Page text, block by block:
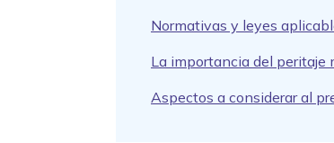
Normativas y leyes
La importancia del peritaje
Aspectos a considerar al